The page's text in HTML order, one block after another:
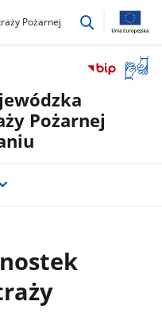
Pożarnej
przejdź
okno
Pożarnej